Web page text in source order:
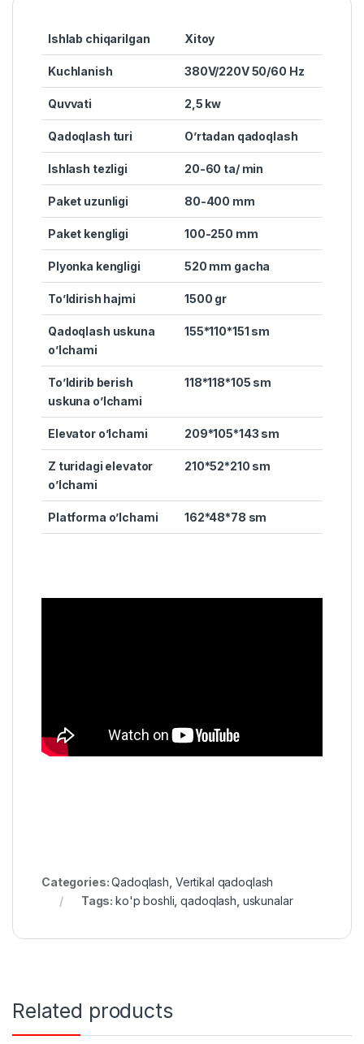
Ishlab chiqarilgan Xitoy
Kuchlanish 380V/220V 50/60 Hz
Quvvati 2,5 kw
Qadoqlash turi O’rtadan qadoqlash
Ishlash tezligi 20-60 ta/ min
Paket uzunligi 80-400 mm
Paket kengligi 100-250 mm
Plyonka kengligi 520 mm gacha
To’ldirish hajmi 1500 gr
Qadoqlash uskuna
o’lchami
155*110*151 sm
To’ldirib berish
uskuna o’lchami
118*118*105 sm
Elevator o’lchami 209*105*143 sm
Z turidagi elevator
o’lchami
210*52*210 sm
Platforma o’lchami 162*48*78 sm
Categories:Qadoqlash Vertikal qadoqlash
Tags:ko'p boshli ,qadoqlash uskunalar
Related products